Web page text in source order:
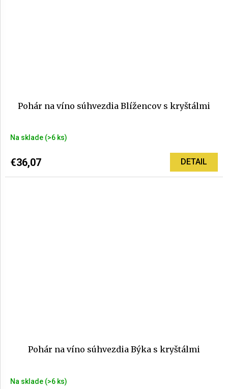
Pohár na víno súhvezdia Blížencov s kryštálmi
Na sklade (>6 ks)
€36,07 DETAIL
Pohár na víno súhvezdia Býka s kryštálmi
Na sklade (>6 ks)